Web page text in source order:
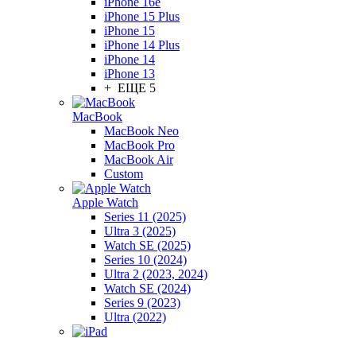
iPhone 15 Plus
iPhone 15
iPhone 14 Plus
iPhone 14
iPhone 13
+ ЕЩЕ 5
MacBook
MacBook Neo
MacBook Pro
MacBook Air
Custom
Apple Watch
Series 11 (2025)
Ultra 3 (2025)
Watch SE (2025)
Series 10 (2024)
Ultra 2 (2023, 2024)
Watch SE (2024)
Series 9 (2023)
Ultra (2022)